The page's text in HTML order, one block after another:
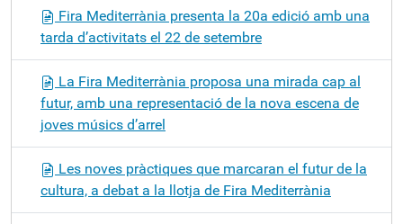
Fira Mediterrània presenta la 20a edició amb una
tarda d’activitats el 22 de setembre
La Fira Mediterrània proposa una mirada cap al
futur, amb una representació de la nova escena de
joves músics d’arrel
Les noves pràctiques que marcaran el futur de la
cultura, a debat a la llotja de Fira Mediterrània